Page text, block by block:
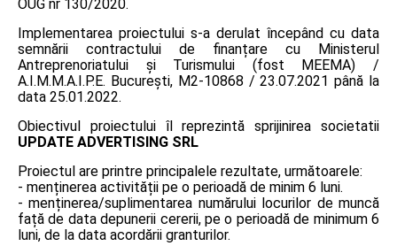
OUG nr 130/2020.
Implementarea proiectului s-a derulat începând cu data
semnării contractului de finanțare cu Ministerul
Antreprenoriatului și Turismului (fost MEEMA) /
A.I.M.M.A.I.P.E. București, M2-10868 / 23.07.2021 până la
data 25.01.2022.
Obiectivul proiectului îl reprezintă sprijinirea societatii
UPDATE ADVERTISING SRL
Proiectul are printre principalele rezultate, următoarele:
- menținerea activității pe o perioadă de minim 6 luni.
- menținerea/suplimentarea numărului locurilor de muncă
față de data depunerii cererii, pe o perioadă de minimum 6
luni, de la data acordării granturilor.